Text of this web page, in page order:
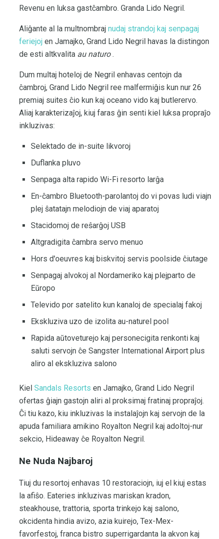
Revenu en luksa gastĉambro. Granda Lido Negril.
Aliĝante al la multnombraj nudaj strandoj kaj senpagaj
feriejoj en Jamajko, Grand Lido Negril havas la distingon
de esti altkvalita au naturo.
Dum multaj hoteloj de Negril enhavas centojn da
ĉambroj, Grand Lido Negril ree malfermiĝis kun nur 26
premiaj suites ĉio kun kaj oceano vido kaj butlerervo.
Aliaj karakterizaĵoj, kiuj faras ĝin senti kiel luksa propraĵo
inkluzivas:
Selektado de in-suite likvoroj
Duflanka pluvo
Senpaga alta rapido Wi-Fi resorto larĝa
En-ĉambro Bluetooth-parolantoj do vi povas ludi viajn
plej ŝatatajn melodiojn de viaj aparatoj
Stacidomoj de reŝarĝoj USB
Altgradigita ĉambra servo menuo
Hors d'oeuvres kaj biskvitoj servis poolside ĉiutage
Senpagaj alvokoj al Nordameriko kaj plejparto de
Eŭropo
Televido por satelito kun kanaloj de specialaj fakoj
Ekskluziva uzo de izolita au-naturel pool
Rapida aŭtoveturejo kaj personecigita renkonti kaj
saluti servojn ĉe Sangster International Airport plus
aliro al ekskluziva salono
Kiel Sandals Resorts en Jamajko, Grand Lido Negril
ofertas ĝiajn gastojn aliri al proksimaj fratinaj propraĵoj.
Ĉi tiu kazo, kiu inkluzivas la instalaĵojn kaj servojn de la
apuda familiara amikino Royalton Negril kaj adoltoj-nur
sekcio, Hideaway ĉe Royalton Negril.
Ne Nuda Najbaroj
Tiuj du resortoj enhavas 10 restoraciojn, iuj el kiuj estas
la afiŝo. Eateries inkluzivas mariskan kradon,
steakhouse, trattoria, sporta trinkejo kaj salono,
okcidenta hindia avizo, azia kuirejo, Tex-Mex-
favorfestoj, franca bistro superrigardanta la akvon kaj